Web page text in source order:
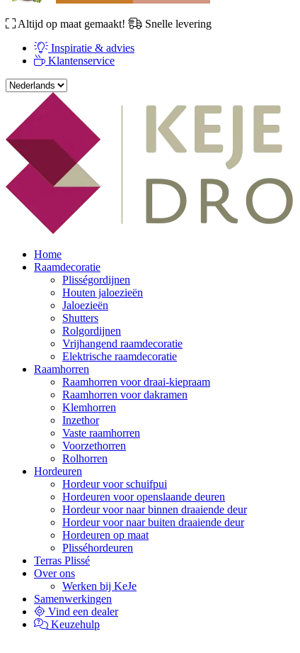
Altijd op maat gemaakt!
Snelle levering
Inspiratie & advies
Klantenservice
Home
Raamdecoratie
Plisségordijnen
Houten jaloezieën
Jaloezieën
Shutters
Rolgordijnen
Vrijhangend raamdecoratie
Elektrische raamdecoratie
Raamhorren
Raamhorren voor draai-kiepraam
Raamhorren voor dakramen
Klemhorren
Inzethor
Vaste raamhorren
Voorzethorren
Rolhorren
Hordeuren
Hordeur voor schuifpui
Hordeuren voor openslaande deuren
Hordeur voor naar binnen draaiende deur
Hordeur voor naar buiten draaiende deur
Hordeuren op maat
Plisséhordeuren
Terras Plissé
Over ons
Werken bij KeJe
Samenwerkingen
Vind een dealer
Keuzehulp